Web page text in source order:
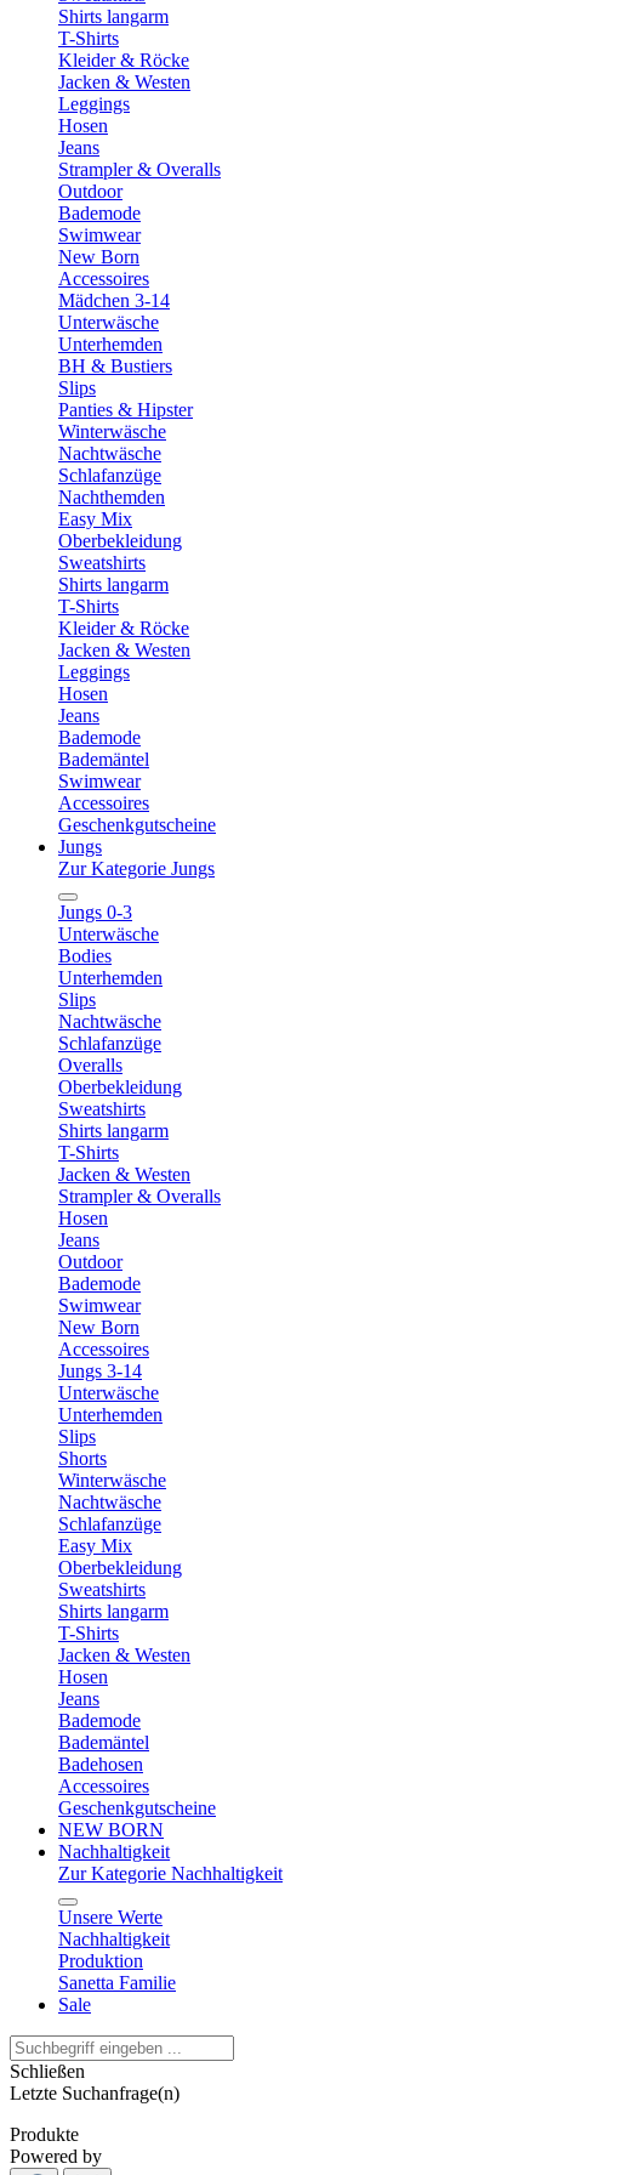
Shirts langarm
T-Shirts
Kleider & Röcke
Jacken & Westen
Leggings
Hosen
Jeans
Strampler & Overalls
Outdoor
Bademode
Swimwear
New Born
Accessoires
Mädchen 3-14
Unterwäsche
Unterhemden
BH & Bustiers
Slips
Panties & Hipster
Winterwäsche
Nachtwäsche
Schlafanzüge
Nachthemden
Easy Mix
Oberbekleidung
Sweatshirts
Shirts langarm
T-Shirts
Kleider & Röcke
Jacken & Westen
Leggings
Hosen
Jeans
Bademode
Bademäntel
Swimwear
Accessoires
Geschenkgutscheine
Jungs
Zur Kategorie Jungs
Jungs 0-3
Unterwäsche
Bodies
Unterhemden
Slips
Nachtwäsche
Schlafanzüge
Overalls
Oberbekleidung
Sweatshirts
Shirts langarm
T-Shirts
Jacken & Westen
Strampler & Overalls
Hosen
Jeans
Outdoor
Bademode
Swimwear
New Born
Accessoires
Jungs 3-14
Unterwäsche
Unterhemden
Slips
Shorts
Winterwäsche
Nachtwäsche
Schlafanzüge
Easy Mix
Oberbekleidung
Sweatshirts
Shirts langarm
T-Shirts
Jacken & Westen
Hosen
Jeans
Bademode
Bademäntel
Badehosen
Accessoires
Geschenkgutscheine
NEW BORN
Nachhaltigkeit
Zur Kategorie Nachhaltigkeit
Unsere Werte
Nachhaltigkeit
Produktion
Sanetta Familie
Sale
Schließen
Letzte Suchanfrage(n)
Produkte
Powered by